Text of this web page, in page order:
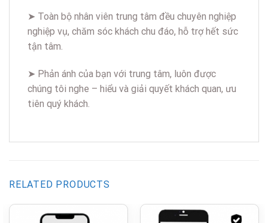
➤ Toàn bộ nhân viên trung tâm đều chuyên nghiệp
nghiệp vụ, chăm sóc khách chu đáo, hỗ trợ hết sức
tận tâm.
➤ Phản ánh của bạn với trung tâm, luôn được
chúng tôi nghe – hiểu và giải quyết khách quan, ưu
tiên quý khách.
RELATED PRODUCTS